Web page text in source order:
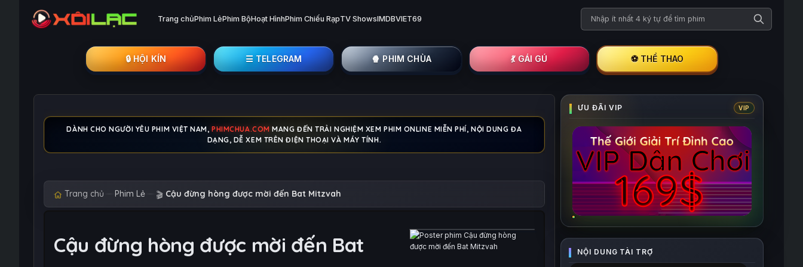
Trang chủPhim LẻPhim BộHoạt HìnhPhim Chiếu RạpTV ShowsIMDBVIET69 Tìm kiếm phim
🔒︎ HỘI KÍN ☰ TELEGRAM 🍿 PHIM CHÙA 💃 GÁI GÚ ⚽ THỂ THAO
DÀNH CHO NGƯỜI YÊU PHIM VIỆT NAM,PHIMCHUA.COM MANG ĐẾN TRẢI NGHIỆM XEM PHIM ONLINE MIỄN PHÍ, NỘI DUNG ĐA
DẠNG, DỄ XEM TRÊN ĐIỆN THOẠI VÀ MÁY TÍNH.
Trang chủ Phim Lẻ 🎬 Cậu đừng hòng được mời đến Bat Mitzvah
Cậu đừng hòng được mời đến Bat